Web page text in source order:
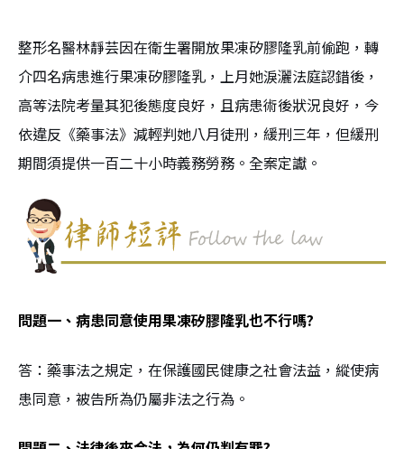
整形名醫林靜芸因在衛生署開放果凍矽膠隆乳前偷跑，轉
介四名病患進行果凍矽膠隆乳，上月她淚灑法庭認錯後，
高等法院考量其犯後態度良好，且病患術後狀況良好，今
依違反《藥事法》減輕判她八月徒刑，緩刑三年，但緩刑
期間須提供一百二十小時義務勞務。全案定讞。
問題一、病患同意使用果凍矽膠隆乳也不行嗎?
答：藥事法之規定，在保護國民健康之社會法益，縱使病
患同意，被告所為仍屬非法之行為。